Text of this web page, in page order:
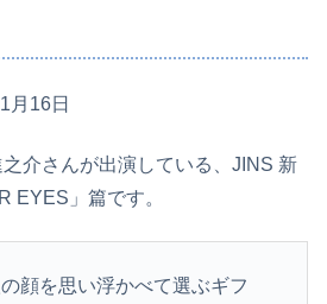
月16日
介さんが出演している、JINS 新
EYES」篇です。
顔を思い浮かべて選ぶギフ